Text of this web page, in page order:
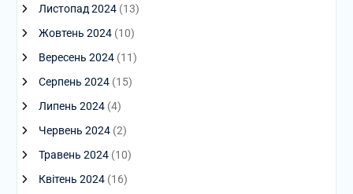
Листопад 2024(13)
Жовтень 2024(10)
Вересень 2024(11)
Серпень 2024(15)
Липень 2024(4)
Червень 2024(2)
Травень 2024(10)
Квітень 2024(16)